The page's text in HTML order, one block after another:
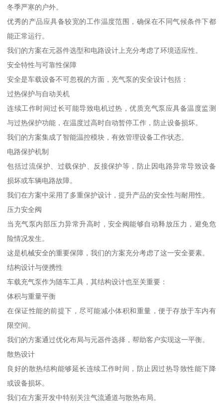
冬季严寒的户外。
优秀的产品应具备较宽的工作温度范围，确保在不同气候条件下都
能正常运行。
我们的方案在元器件选型和电路设计上充分考虑了环境适应性。
安全特性与可靠性保障
安全是车载设备不可忽视的方面，充气泵的安全设计包括：
过热保护与自动关机
连续工作时间过长可能导致电机过热，优质充气泵应具备温度监测
与过热保护功能，在温度过高时自动暂停工作，防止设备损坏。
我们的方案集成了智能温控模块，有效管理设备工作状态。
电路保护机制
包括过流保护、过载保护、反接保护等，防止因电路异常导致设备
损坏或车辆电路故障。
我们在方案中采用了多重保护设计，提升产品的安全性与耐用性。
压力安全阀
当充气泵内部压力异常升高时，安全阀能够自动释放压力，避免危
险情况发生。
这是机械安全的重要保障，我们的方案充分考虑了这一安全要素。
结构设计与便携性
车载充气泵作为随车工具，其结构设计也至关重要：
体积与重量平衡
在保证性能的前提下，尽可能减小体积和重量，便于存放于车内有
限空间。
我们的方案通过优化布局与元器件选择，帮助客户实现这一平衡。
散热设计
良好的散热结构能够延长连续工作时间，防止因过热导致性能下降
或设备损坏。
我们在方案开发中特别关注气流通道与散热布局。